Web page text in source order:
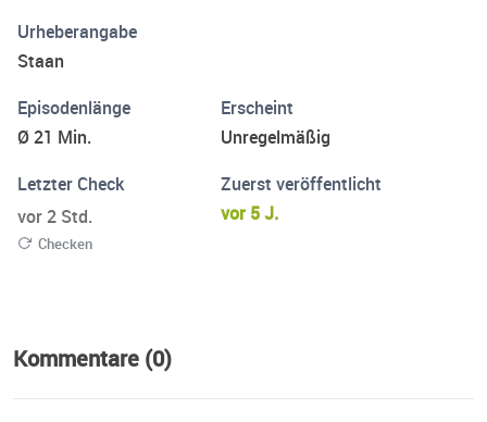
Urheberangabe
Staan
Episodenlänge
Ø 21 Min.
Erscheint
Unregelmäßig
Letzter Check
vor 2 Std.
Checken
Zuerst veröffentlicht
vor 5 J.
Kommentare (0)